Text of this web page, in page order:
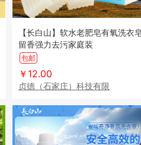
【长白山】软水老肥皂有氧洗衣
留香强力去污家庭装
包邮
￥12.00
贞德（石家庄）科技有限